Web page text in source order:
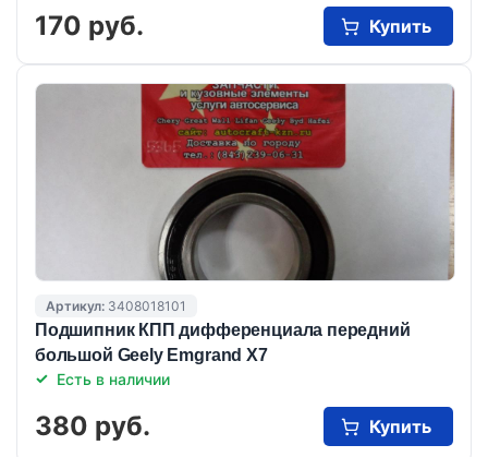
170 руб. Купить
Артикул: 3408018101
Подшипник КПП дифференциала передний
большой Geely Emgrand X7
Есть в наличии
380 руб. Купить